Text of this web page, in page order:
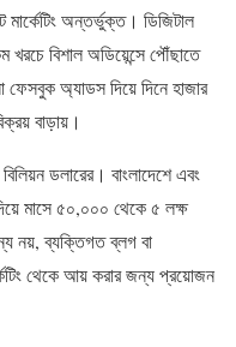
মার্কেটিং অন্তর্ভুক্ত। ডিজিটাল
বিশাল অডিয়েন্সে পৌঁছাতে
অ্যাডস দিয়ে দিনে হাজার
বাড়ায়।
ডলারের। বাংলাদেশে এবং
দিয়ে মাসে ৫০,০০০ থেকে ৫ লক্ষ
নয়, ব্যক্তিগত ব্লগ বা
থেকে আয় করার জন্য প্রয়োজন